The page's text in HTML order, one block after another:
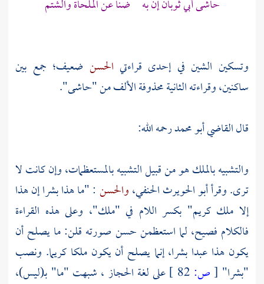
حاشى أبي ثوبان إن به ضنا عن الملحاة والشتم
وتسكين الشين في إحدى قراءتي الحسن ضعيف؛ جمع بين
ساكنين، وقراءته الثانية محذوفة الألف من "حاشى".
قالالقاضي أبو محمدرحمه الله:
والتشبيه بالملك هو من قبيل التشبيه بالمستعظمات، وإن كانت لا
ترى. وقرأأبو الحويرث الحنفي،والحسن : "ما هذا بشرا إن هذا
إلا ملك كريم" بكسر اللام في "ملك"، وعلى هذه القراءة
فالكلام فصيح، لما استعظمن حسن صورته قلن: ما يصلح أن
يكون هذا عبدا بشرا، إنما يصلح أن يكون ملكا كريما. ونصب
"بشرا" [ص: على لغة الحجاز ، شبهت "ما" بـ(ليس)،